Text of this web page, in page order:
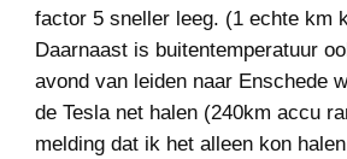
factor 5 sneller leeg. (1 echte km
Daarnaast is buitentemperatuur
avond van leiden naar Enschede
de Tesla net halen (240km accu
melding dat ik het alleen kon